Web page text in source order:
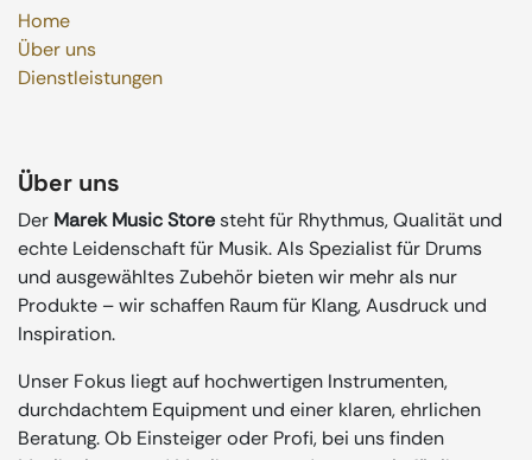
Home
Über uns
Dienstleistungen
Über uns
Der Marek Music Storesteht für Rhythmus, Qualität und
echte Leidenschaft für Musik. Als Spezialist für Drums
und ausgewähltes Zubehör bieten wir mehr als nur
Produkte – wir schaffen Raum für Klang, Ausdruck und
Inspiration.
Unser Fokus liegt auf hochwertigen Instrumenten,
durchdachtem Equipment und einer klaren, ehrlichen
Beratung. Ob Einsteiger oder Profi, bei uns finden